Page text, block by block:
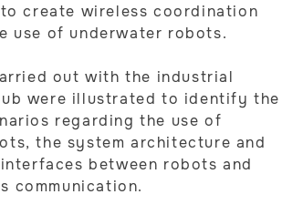
create wireless coordination
use of underwater robots.
out with the industrial
were illustrated to identify the
regarding the use of
the system architecture and
between robots and
communication.